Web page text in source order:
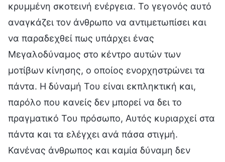
κρυμμένη σκοτεινή ενέργεια. Το γεγονός αυτό
αναγκάζει τον άνθρωπο να αντιμετωπίσει και
να παραδεχθεί πως υπάρχει ένας
Μεγαλοδύναμος στο κέντρο αυτών των
μοτίβων κίνησης, ο οποίος ενορχηστρώνει τα
πάντα. Η δύναμή Του είναι εκπληκτική και,
παρόλο που κανείς δεν μπορεί να δει το
πραγματικό Του πρόσωπο, Αυτός κυριαρχεί στα
πάντα και τα ελέγχει ανά πάσα στιγμή.
Κανένας άνθρωπος και καμία δύναμη δεν